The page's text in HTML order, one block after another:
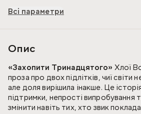
Всі параметри
Опис
«Захопити Тринадцятого» Хлої
проза про двох підлітків, чиї світи
але доля вирішила інакше. Це
підтримки, непрості випробування
змінити навіть тих, хто звик